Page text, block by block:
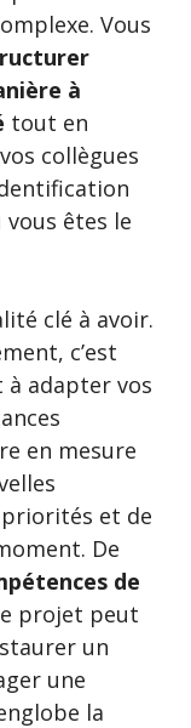
Vous
à
tout en
collègues
êtes le
clé à avoir.
c’est
adapter vos
en mesure
et de
De
de
projet peut
un
une
la